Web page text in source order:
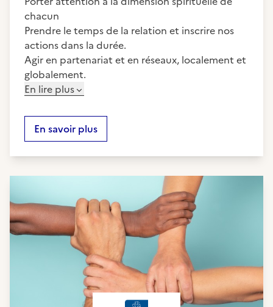
chacun
Prendre le temps de la relation et inscrire nos
actions dans la durée.
Agir en partenariat et en réseaux, localement et
globalement.
En lire plus
En savoir plus